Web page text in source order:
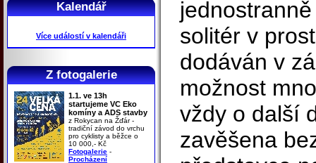
Kalendář
Více událostí v kalendáři
Z fotogalerie
1.1. ve 13h
startujeme VC Eko
komíny a ADS stavby
z Rokycan na Žďár -
tradiční závod do vrchu
pro cyklisty a běžce o
10 000,- Kč
Fotogalerie -
Procházení
solitér v
dodáván v
možnost
vždy o další
zavěšena